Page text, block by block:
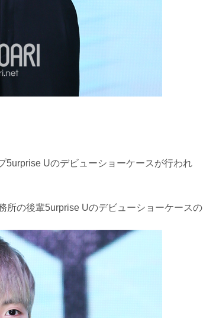
5urprise Uのデビューショーケースが行われ
所の後輩5urprise Uのデビューショーケースの